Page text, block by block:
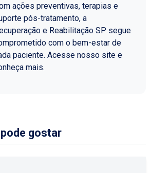
ações preventivas, terapias e
pós-tratamento, a
e Reabilitação SP segue
com o bem-estar de
paciente. Acesse nosso site e
mais.
gostar